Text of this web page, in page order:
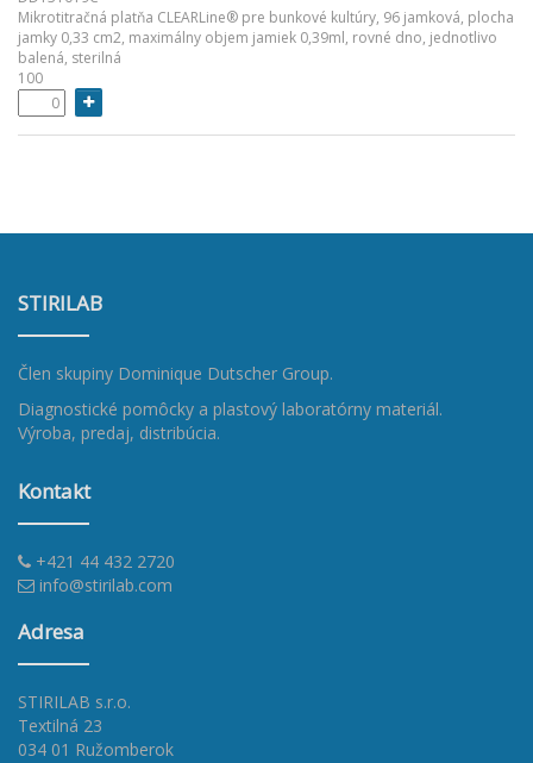
Mikrotitračná platňa CLEARLine® pre bunkové kultúry, 96 jamková, plocha
jamky 0,33 cm2, maximálny objem jamiek 0,39ml, rovné dno, jednotlivo
balená, sterilná
100
STIRILAB
Člen skupiny Dominique Dutscher Group.
Diagnostické pomôcky a plastový laboratórny materiál.
Výroba, predaj, distribúcia.
Kontakt
+421 44 432 2720
info@stirilab.com
Adresa
STIRILAB s.r.o.
Textilná 23
034 01 Ružomberok